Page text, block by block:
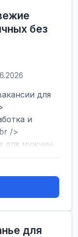
без
для
и
/>
для мужчин
для